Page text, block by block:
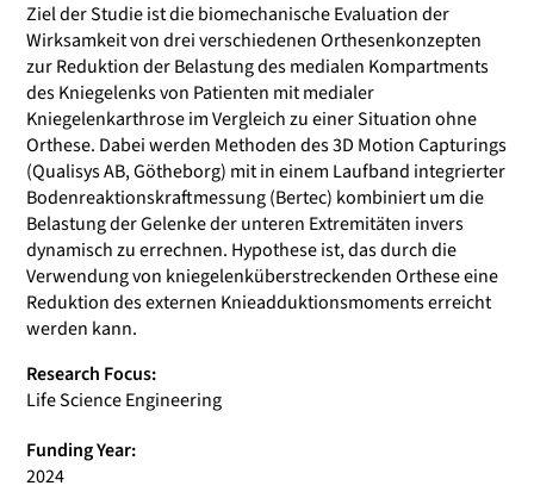
Ziel der Studie ist die biomechanische Evaluation der
Wirksamkeit von drei verschiedenen Orthesenkonzepten
zur Reduktion der Belastung des medialen Kompartments
des Kniegelenks von Patienten mit medialer
Kniegelenkarthrose im Vergleich zu einer Situation ohne
Orthese. Dabei werden Methoden des 3D Motion Capturings
(Qualisys AB, Götheborg) mit in einem Laufband integrierter
Bodenreaktionskraftmessung (Bertec) kombiniert um die
Belastung der Gelenke der unteren Extremitäten invers
dynamisch zu errechnen. Hypothese ist, das durch die
Verwendung von kniegelenküberstreckenden Orthese eine
Reduktion des externen Knieadduktionsmoments erreicht
werden kann.
Research Focus:
Life Science Engineering
Funding Year:
2024